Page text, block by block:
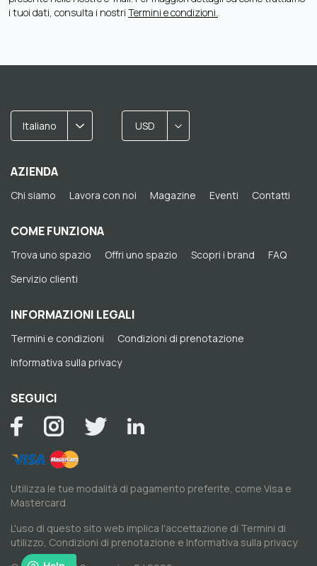
i tuoi dati, consulta i nostri Termini e condizioni..
Italiano USD
AZIENDA
Chi siamo Lavora con noi Magazine Eventi Contatti
COME FUNZIONA
Trova uno spazio Offri uno spazio Scopri i brand
FAQ
Servizio clienti
INFORMAZIONI LEGALI
Termini e condizioni
Condizioni di prenotazione
Informativa sulla privacy
SEGUICI
Utilizza le tue modalità di pagamento preferite, come Visa e
Mastercard
L'uso di questo sito web implica l'accettazione di Termini di
utilizzo, Condizioni di prenotazione e Informativa sulla privacy.